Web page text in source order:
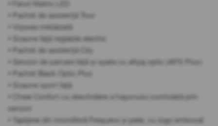
• Faruri Matrix LED
• Pachet de asistență Tour
• Vopsea metalizată
• Scaune față reglabile electric
• Pachet de asistență City
• Senzori de parcare față și spate cu afișaj optic (APS Plus)
• Pachet Black Optic Plus
• Scaune sport față
• Cheie Confort cu deschidere a hayonului controlată prin
senzori
• Tapițerie din microfibră Frequenz și piele, cu logo embosat